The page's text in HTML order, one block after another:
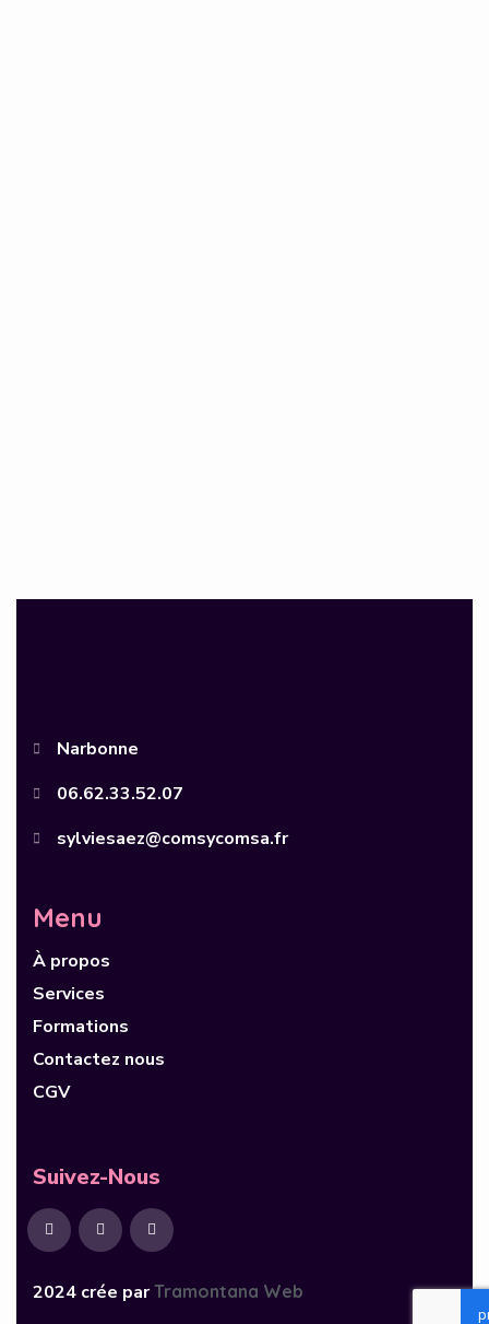
Narbonne
06.62.33.52.07
sylviesaez@comsycomsa.fr
Menu
À propos
Services
Formations
Contactez nous
CGV
Suivez-Nous
2024 crée parTramontana Web